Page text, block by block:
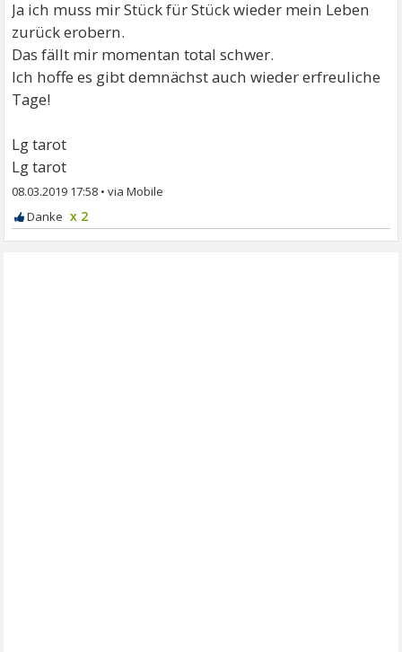
Ja ich muss mir Stück für Stück wieder mein Leben
zurück erobern.
Das fällt mir momentan total schwer.
Ich hoffe es gibt demnächst auch wieder erfreuliche
Tage!
Lg tarot
Lg tarot
08.03.2019 17:58 •
x 2